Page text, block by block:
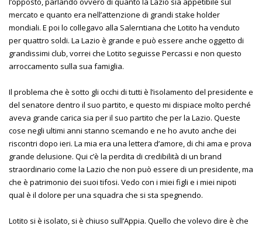
mercato e quanto era nell’attenzione di grandi stake holder
mondiali. E poi lo collegavo alla Salerntiana che Lotito ha venduto
per quattro soldi. La Lazio è grande e può essere anche oggetto di
grandissimi club, vorrei che Lotito seguisse Percassi e non questo
arroccamento sulla sua famiglia.
Il problema che è sotto gli occhi di tutti è l’isolamento del presidente e
del senatore dentro il suo partito, e questo mi dispiace molto perché
aveva grande carica sia per il suo partito che per la Lazio. Queste
cose negli ultimi anni stanno scemando e ne ho avuto anche dei
riscontri dopo ieri. La mia era una lettera d’amore, di chi ama e prova
grande delusione. Qui c’è la perdita di credibilità di un brand
straordinario come la Lazio che non può essere di un presidente, ma
che è patrimonio dei suoi tifosi. Vedo con i miei figli e i miei nipoti
qual è il dolore per una squadra che si sta spegnendo.
Lotito si è isolato, si è chiuso sull’Appia. Quello che volevo dire è che